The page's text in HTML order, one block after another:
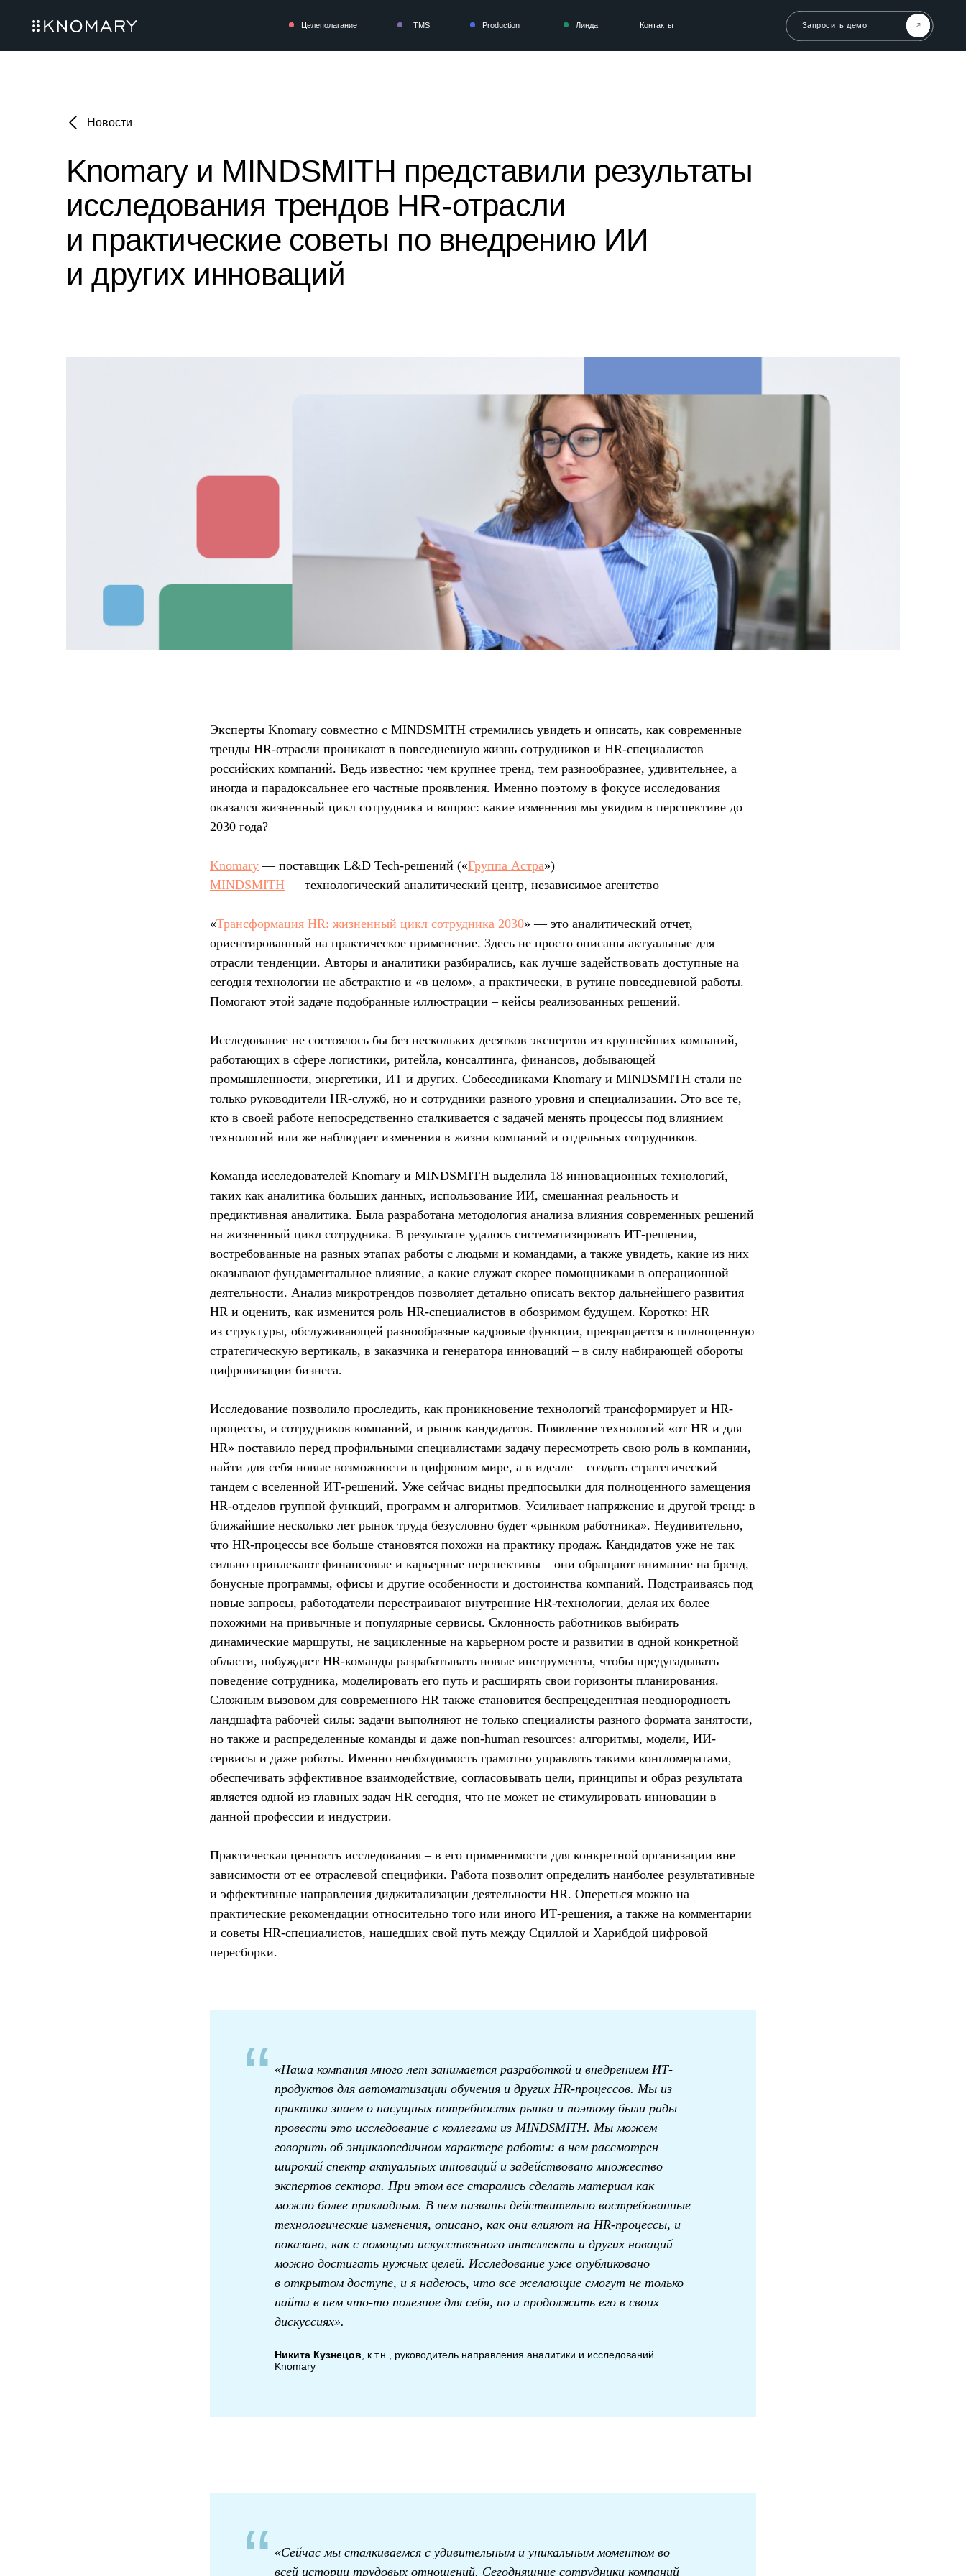
Целеполагание Линда Контакты
Новости
Knomary и MINDSMITH представили результаты
исследования трендов HR-отрасли
и практические советы по внедрению ИИ
и других инноваций
Эксперты Knomary совместно с MINDSMITH стремились увидеть и описать, как современные
тренды HR-отрасли проникают в повседневную жизнь сотрудников и HR-специалистов
российских компаний. Ведь известно: чем крупнее тренд, тем разнообразнее, удивительнее, а
иногда и парадоксальнее его частные проявления. Именно поэтому в фокусе исследования
оказался жизненный цикл сотрудника и вопрос: какие изменения мы увидим в перспективе до
2030 года?
Knomary — поставщик L&D Tech-решений («Группа Астра»)
MINDSMITH — технологический аналитический центр, независимое агентство
«Трансформация HR: жизненный цикл сотрудника 2030» — это аналитический отчет,
ориентированный на практическое применение. Здесь не просто описаны актуальные для
отрасли тенденции. Авторы и аналитики разбирались, как лучше задействовать доступные на
сегодня технологии не абстрактно и «в целом», а практически, в рутине повседневной работы.
Помогают этой задаче подобранные иллюстрации – кейсы реализованных решений.
Исследование не состоялось бы без нескольких десятков экспертов из крупнейших компаний,
работающих в сфере логистики, ритейла, консалтинга, финансов, добывающей
промышленности, энергетики, ИТ и других. Собеседниками Knomary и MINDSMITH стали не
только руководители HR-служб, но и сотрудники разного уровня и специализации. Это все те,
кто в своей работе непосредственно сталкивается с задачей менять процессы под влиянием
технологий или же наблюдает изменения в жизни компаний и отдельных сотрудников.
Команда исследователей Knomary и MINDSMITH выделила 18 инновационных технологий,
таких как аналитика больших данных, использование ИИ, смешанная реальность и
предиктивная аналитика. Была разработана методология анализа влияния современных решений
на жизненный цикл сотрудника. В результате удалось систематизировать ИТ-решения,
востребованные на разных этапах работы с людьми и командами, а также увидеть, какие из них
оказывают фундаментальное влияние, а какие служат скорее помощниками в операционной
деятельности. Анализ микротрендов позволяет детально описать вектор дальнейшего развития
HR и оценить, как изменится роль HR-специалистов в обозримом будущем. Коротко: HR
из структуры, обслуживающей разнообразные кадровые функции, превращается в полноценную
стратегическую вертикаль, в заказчика и генератора инноваций – в силу набирающей обороты
цифровизации бизнеса.
Исследование позволило проследить, как проникновение технологий трансформирует и HR-
процессы, и сотрудников компаний, и рынок кандидатов. Появление технологий «от HR и для
HR» поставило перед профильными специалистами задачу пересмотреть свою роль в компании,
найти для себя новые возможности в цифровом мире, а в идеале – создать стратегический
тандем с вселенной ИТ-решений. Уже сейчас видны предпосылки для полноценного замещения
HR-отделов группой функций, программ и алгоритмов. Усиливает напряжение и другой тренд: в
ближайшие несколько лет рынок труда безусловно будет «рынком работника». Неудивительно,
что HR-процессы все больше становятся похожи на практику продаж. Кандидатов уже не так
сильно привлекают финансовые и карьерные перспективы – они обращают внимание на бренд,
бонусные программы, офисы и другие особенности и достоинства компаний. Подстраиваясь под
новые запросы, работодатели перестраивают внутренние HR-технологии, делая их более
похожими на привычные и популярные сервисы. Склонность работников выбирать
динамические маршруты, не зацикленные на карьерном росте и развитии в одной конкретной
области, побуждает HR-команды разрабатывать новые инструменты, чтобы предугадывать
поведение сотрудника, моделировать его путь и расширять свои горизонты планирования.
Сложным вызовом для современного HR также становится беспрецедентная неоднородность
ландшафта рабочей силы: задачи выполняют не только специалисты разного формата занятости,
но также и распределенные команды и даже non-human resources: алгоритмы, модели, ИИ-
сервисы и даже роботы. Именно необходимость грамотно управлять такими конгломератами,
обеспечивать эффективное взаимодействие, согласовывать цели, принципы и образ результата
является одной из главных задач HR сегодня, что не может не стимулировать инновации в
данной профессии и индустрии.
Практическая ценность исследования – в его применимости для конкретной организации вне
зависимости от ее отраслевой специфики. Работа позволит определить наиболее результативные
и эффективные направления диджитализации деятельности HR. Опереться можно на
практические рекомендации относительно того или иного ИТ-решения, а также на комментарии
и советы HR-специалистов, нашедших свой путь между Сциллой и Харибдой цифровой
пересборки.
“ «Наша компания много лет занимается разработкой и внедрением ИТ-
продуктов для автоматизации обучения и других HR-процессов. Мы из
практики знаем о насущных потребностях рынка и поэтому были рады
провести это исследование с коллегами из MINDSMITH. Мы можем
говорить об энциклопедичном характере работы: в нем рассмотрен
широкий спектр актуальных инноваций и задействовано множество
экспертов сектора. При этом все старались сделать материал как
можно более прикладным. В нем названы действительно востребованные
технологические изменения, описано, как они влияют на HR-процессы, и
показано, как с помощью искусственного интеллекта и других новаций
можно достигать нужных целей. Исследование уже опубликовано
в открытом доступе, и я надеюсь, что все желающие смогут не только
найти в нем что-то полезное для себя, но и продолжить его в своих
дискуссиях».
Никита Кузнецов , к.т.н., руководитель направления аналитики и исследований
Knomary
«Сейчас мы сталкиваемся с удивительным и уникальным моментом во
всей истории трудовых отношений. Сегодняшние сотрудники компаний